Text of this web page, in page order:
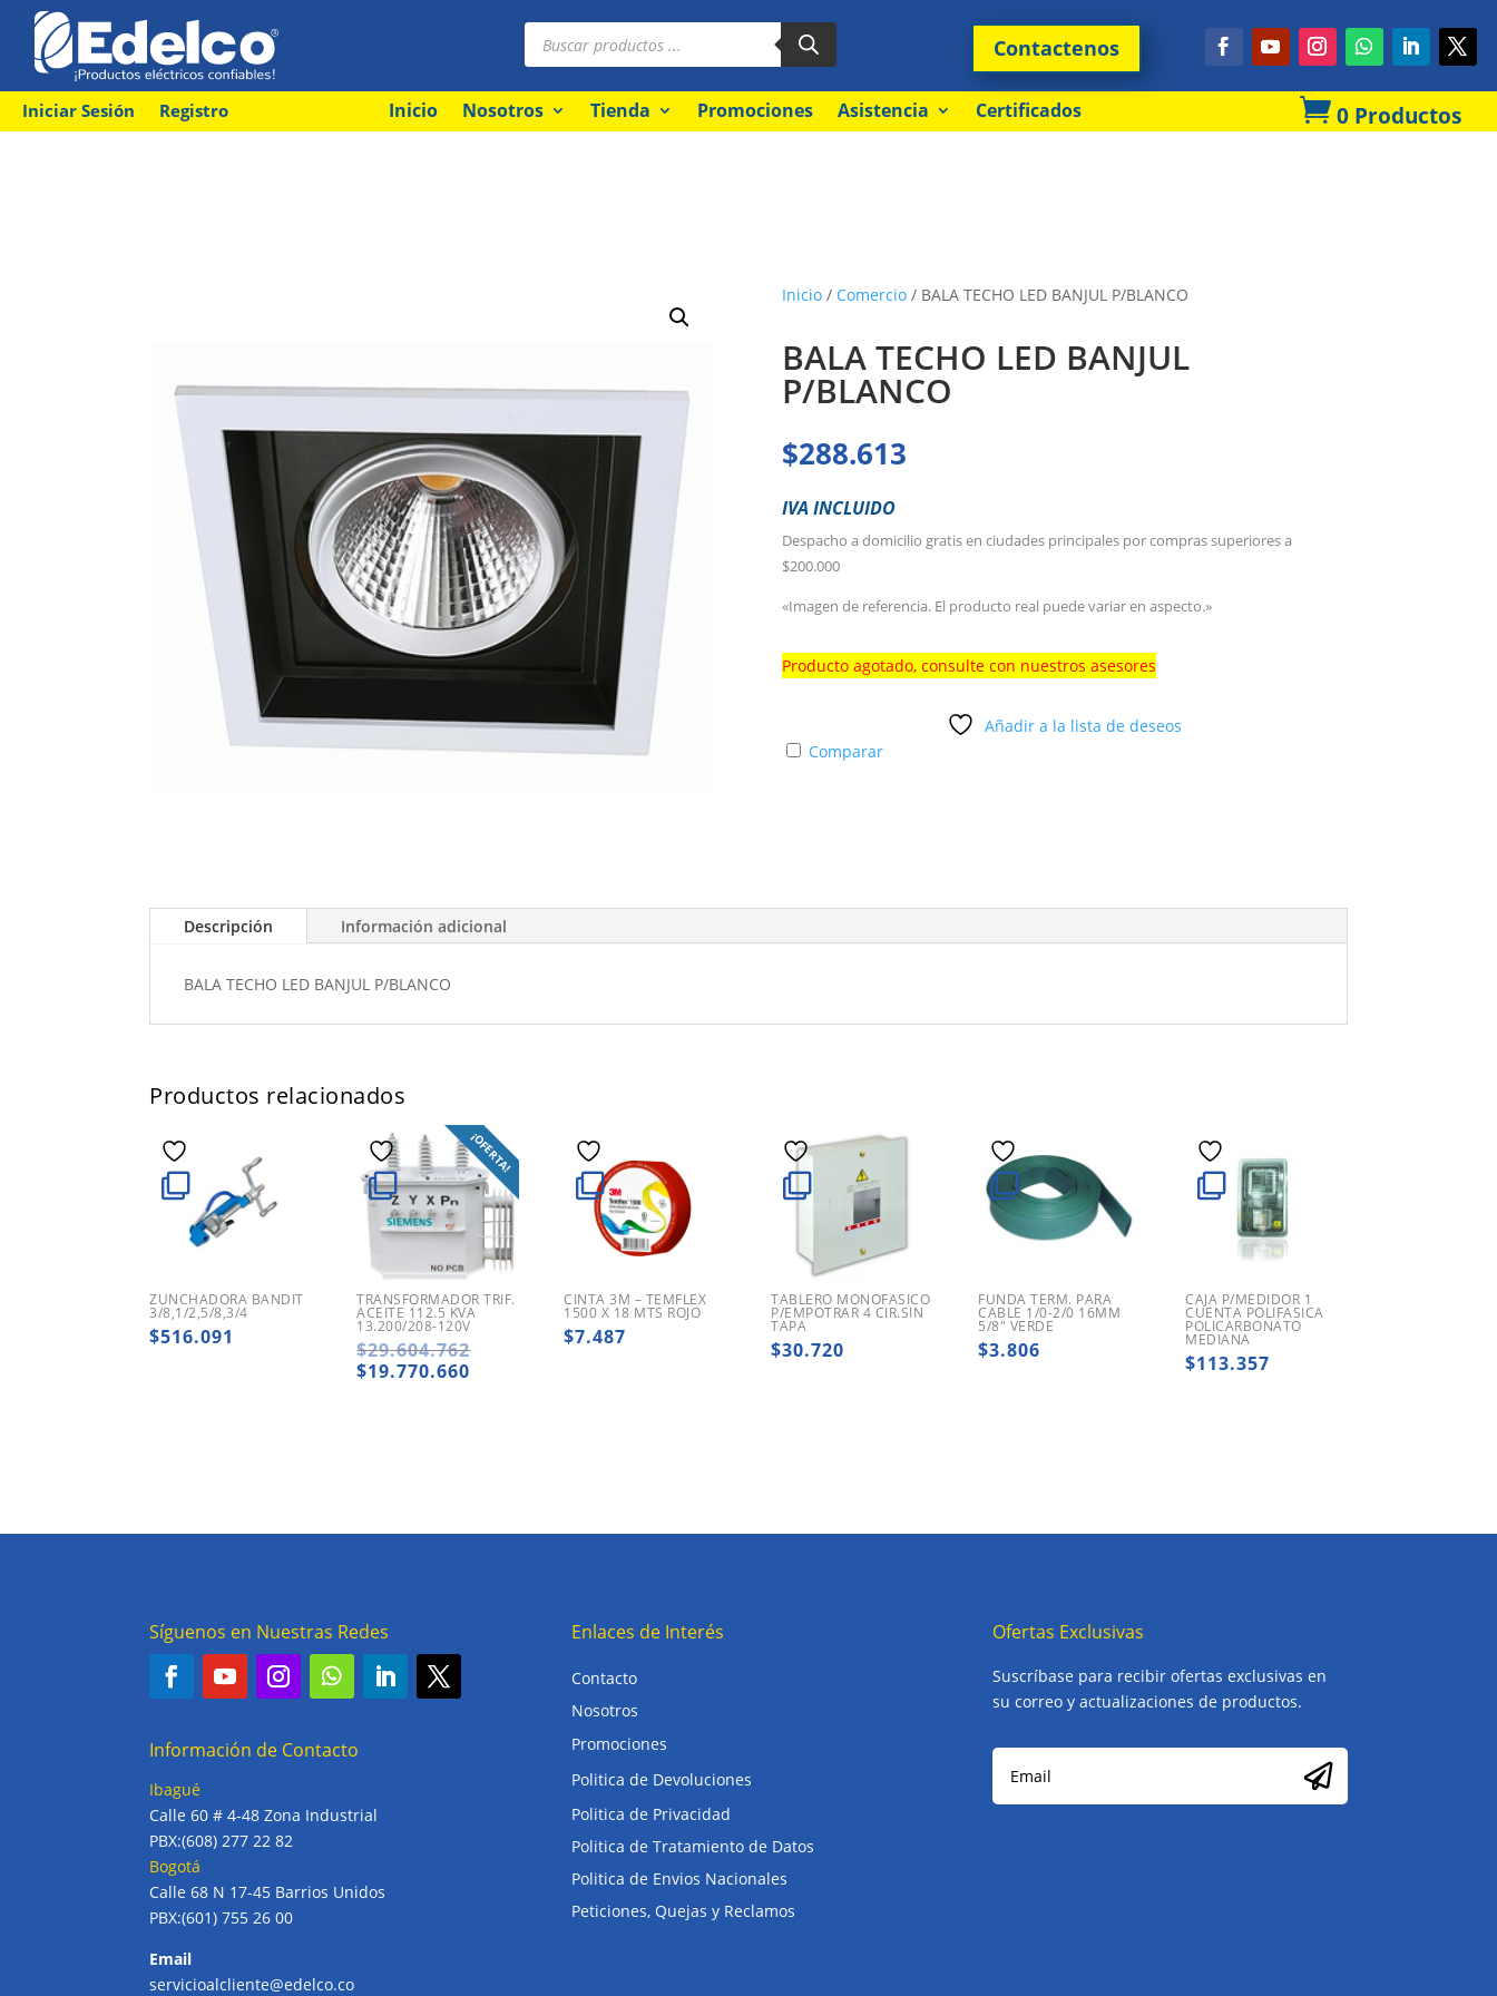
Búsqueda
productos Contactenos
Iniciar Sesión Registro Inicio Nosotros Tienda Promociones Asistencia Certificados  0 Productos
Inicio/ Comercio/ BALA TECHO LED BANJUL P/BLANCO
BALA TECHO LED BANJUL
P/BLANCO
$288.613
IVA INCLUIDO
Despacho a domicilio gratis en ciudades principales por compras superiores a
$200.000
«Imagen de referencia. El producto real puede variar en aspecto.»
Producto agotado, consulte con nuestros asesores
Añadir a la lista de deseos
Comparar
Descripción Información adicional
BALA TECHO LED BANJUL P/BLANCO
Productos relacionados
ZUNCHADORA BANDIT
3/8,1/2,5/8,3/4
$516.091
¡OFERTA!
TRANSFORMADOR TRIF.
ACEITE 112.5 KVA
13.200/208-120V
$29.604.762El
$19.770.660
CINTA 3M – TEMFLEX
1500 X 18 MTS ROJO
$7.487
TABLERO MONOFASICO
P/EMPOTRAR 4 CIR.SIN
TAPA
$30.720
FUNDA TERM. PARA
CABLE 1/0-2/0 16MM
5/8″ VERDE
$3.806
CAJA P/MEDIDOR 1
CUENTA POLIFASICA
POLICARBONATO
MEDIANA
$113.357
Síguenos en Nuestras Redes
Información de Contacto
Ibagué
Calle 60 # 4-48 Zona Industrial
PBX:(608) 277 22 82
Bogotá
Calle 68 N 17-45 Barrios Unidos
PBX:(601) 755 26 00
Email
servicioalcliente@edelco.co
Enlaces de Interés
Contacto
Nosotros
Promociones
Politica de Devoluciones
Politica de Privacidad
Politica de Tratamiento de Datos
Politica de Envios Nacionales
Peticiones, Quejas y Reclamos
Ofertas Exclusivas
Suscríbase para recibir ofertas exclusivas en
su correo y actualizaciones de productos.